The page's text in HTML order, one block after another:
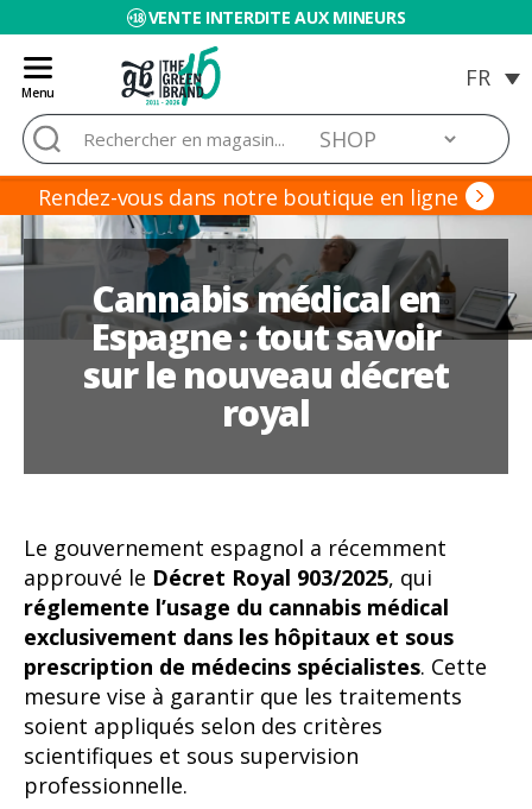
VENTE INTERDITE AUX MINEURS
Menu
Blog
de
Grow
Barato
Rechercher :
Rendez-vous dans notre boutique en ligne
Cannabis médical en
Espagne : tout savoir
sur le nouveau décret
royal
Le gouvernement espagnol a récemment
approuvé le Décret Royal 903/2025, qui
réglemente l’usage du cannabis médical
exclusivement dans les hôpitaux et sous
prescription de médecins spécialistes. Cette
mesure vise à garantir que les traitements
soient appliqués selon des critères
scientifiques et sous supervision
professionnelle.